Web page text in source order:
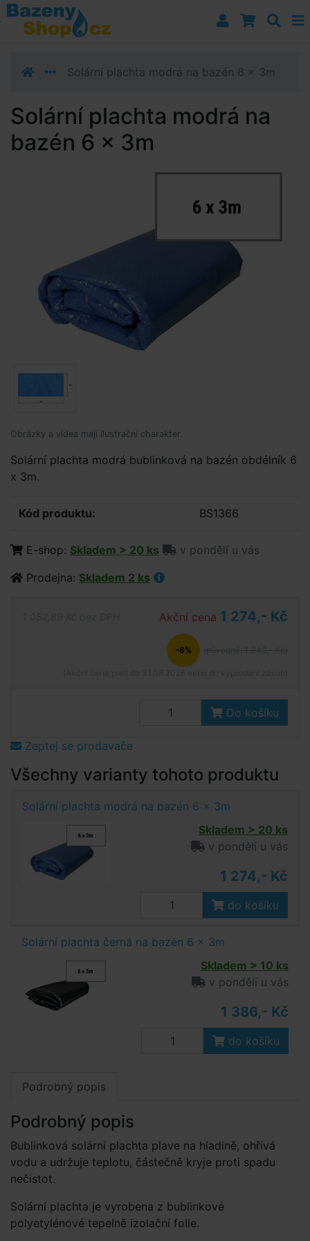
Přejít k navigaci
Přejít na obsah
Přejít k postrannímu sloupci
Solární plachta modrá na bazén 6 x 3m
Solární plachta modrá na
bazén 6 x 3m
Obrázky a videa mají ilustrační charakter.
Solární plachta modrá bublinková na bazén obdélník 6
x 3m.
Kód produktu: BS1366
E-shop: Skladem > 20 ks
v pondělí u vás
Prodejna: Skladem 2 ks
Akční cena 1 274,- Kč
-6%
Do košíku
Zeptej se prodavače
Všechny varianty tohoto produktu
Solární plachta modrá na bazén 6 x 3m
Skladem > 20 ks
v pondělí u vás
1 274,- Kč
do košíku
Solární plachta černá na bazén 6 x 3m
Skladem > 10 ks
v pondělí u vás
1 386,- Kč
do košíku
Podrobný popis
Podrobný popis
Bublinková solární plachta plave na hladině, ohřívá
vodu a udržuje teplotu, částečně kryje proti spadu
nečistot.
Solární plachta je vyrobena z bublinkové
polyetylénové tepelně izolační folie.